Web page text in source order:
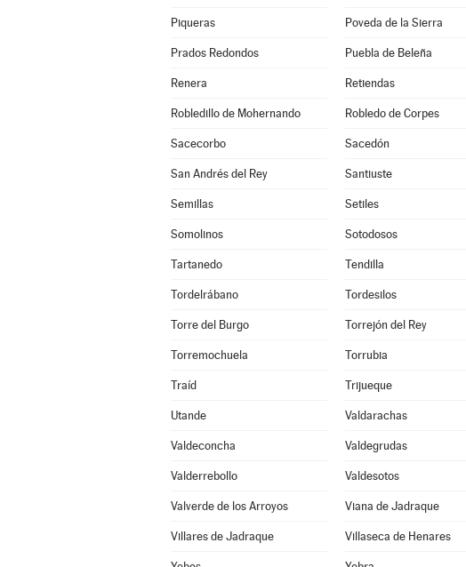
Piqueras Poveda de la Sierra
Prados Redondos Puebla de Beleña
Renera Retiendas
Robledillo de Mohernando Robledo de Corpes
Sacecorbo Sacedón
San Andrés del Rey Santiuste
Semillas Setiles
Somolinos Sotodosos
Tartanedo Tendilla
Tordelrábano Tordesilos
Torre del Burgo Torrejón del Rey
Torremochuela Torrubia
Traíd Trijueque
Utande Valdarachas
Valdeconcha Valdegrudas
Valderrebollo Valdesotos
Valverde de los Arroyos Viana de Jadraque
Villares de Jadraque Villaseca de Henares